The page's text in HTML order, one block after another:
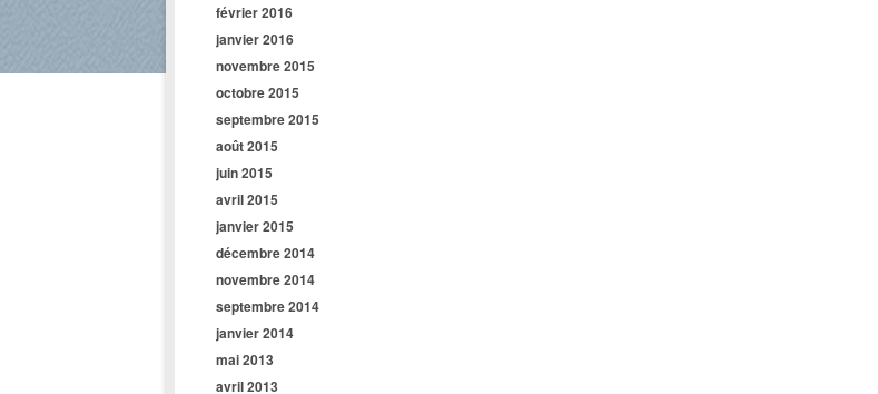
février 2016
janvier 2016
novembre 2015
octobre 2015
septembre 2015
août 2015
juin 2015
avril 2015
janvier 2015
décembre 2014
novembre 2014
septembre 2014
janvier 2014
mai 2013
avril 2013